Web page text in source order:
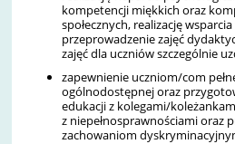
kompetencji miękkich oraz
społecznych, realizację
przeprowadzenie zajęć
zajęć dla uczniów szczególnie
zapewnienie uczniom/com
ogólnodostępnej oraz
edukacji z kolegami/
z niepełnosprawnościami oraz
zachowaniom